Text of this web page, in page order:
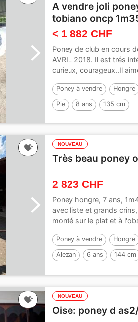
A vendre joli
tobiano oncp
< 1 882 CHF
Poney de club en cours
AVRIL 2018. Il est trés
curieux, courageux..Il
Poney à vendre Hongre
Pie 8 ans 135 cm
NOUVEAU
Très beau poney
2 823 CHF
Poney hongre, 7 ans,
avec liste et grands
monté sur le plat et à
Poney à vendre Hongre
Alezan 6 ans 144 cm
NOUVEAU
Oise: poney d